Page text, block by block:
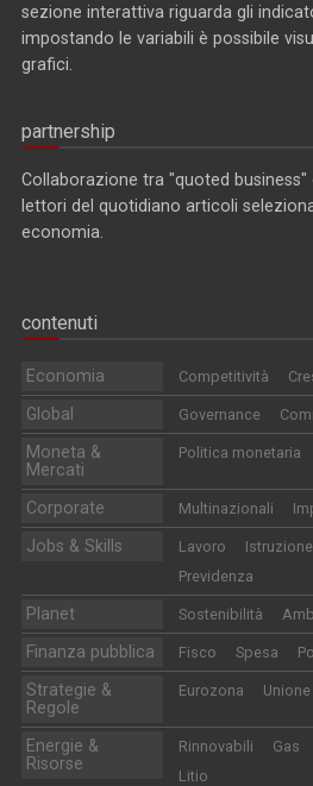
sezione interattiva riguarda gli
impostando le variabili è possibile
grafici.
partnership
Collaborazione tra "quoted business"
lettori del quotidiano articoli
economia.
contenuti
Economia Competitività
Global Governance
Moneta &
Mercati
Politica monetaria
Corporate Multinazionali
Jobs & Skills Lavoro Istruzione
Previdenza
Planet Sostenibilità
Finanza pubblica Fisco Spesa
Strategie &
Regole
Eurozona
Energie &
Risorse
Rinnovabili Gas
Litio